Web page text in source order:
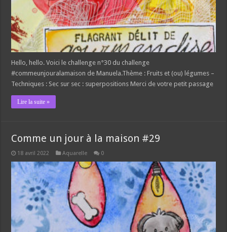
Hello, hello. Voici le challenge n°30 du challenge
#commeunjouralamaison de Manuela.Thème : Fruits et (ou) légumes –
Techniques : Sec sur sec : superpositions Merci de votre petit passage
Lire la suite »
Comme un jour à la maison #29
18 avril 2022 Aquarelle 0